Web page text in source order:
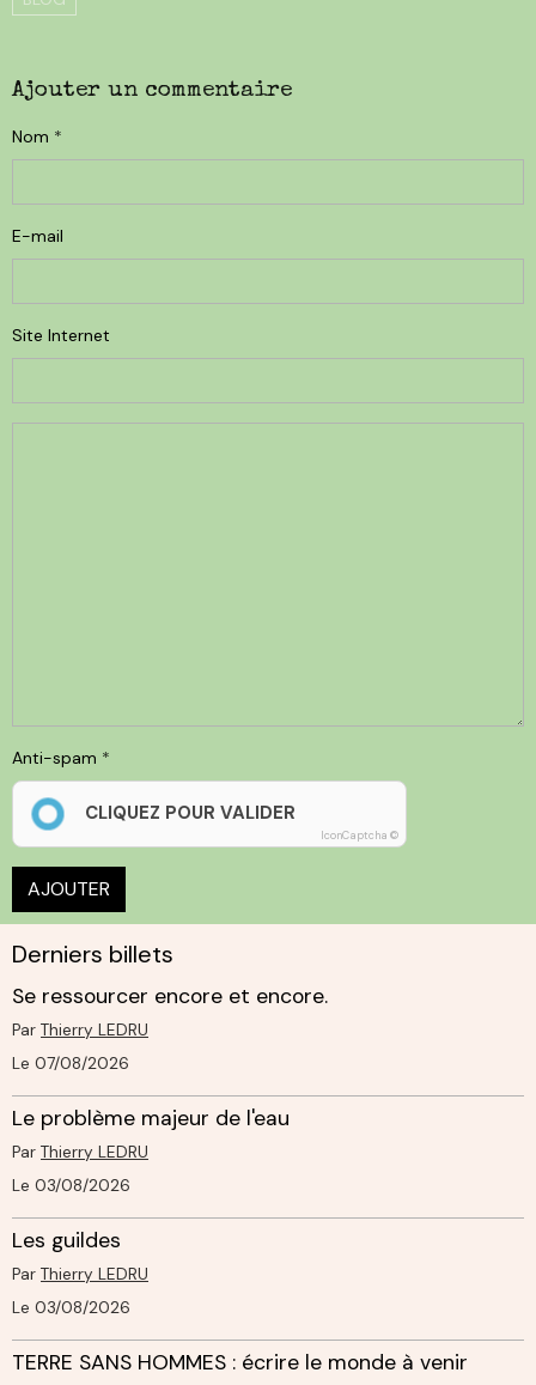
Ajouter un commentaire
Nom
E-mail
Site Internet
Anti-spam
CLIQUEZ POUR VALIDER
IconCaptcha ©
AJOUTER
Derniers billets
Se ressourcer encore et encore.
Par Thierry LEDRU
Le 07/08/2026
Le problème majeur de l'eau
Par Thierry LEDRU
Le 03/08/2026
Les guildes
Par Thierry LEDRU
Le 03/08/2026
TERRE SANS HOMMES : écrire le monde à venir